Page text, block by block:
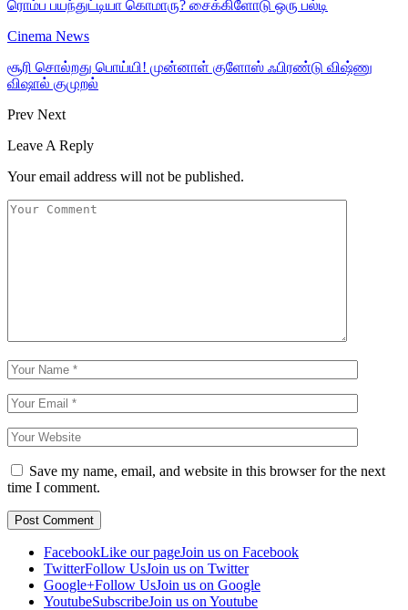
ரொம்ப பயந்துட்டியா கொமாரு? சைக்கிளோடு ஒரு பல்டி
Cinema News
சூரி சொல்றது பொய்யி! முன்னாள் குளோஸ் ஃபிரண்டு விஷ்ணு
விஷால் குமுறல்
Prev Next
Leave A Reply
Your email address will not be published.
Save my name, email, and website in this browser for the next
time I comment.
FacebookLike our pageJoin us on Facebook
TwitterFollow UsJoin us on Twitter
Google+Follow UsJoin us on Google
YoutubeSubscribeJoin us on Youtube